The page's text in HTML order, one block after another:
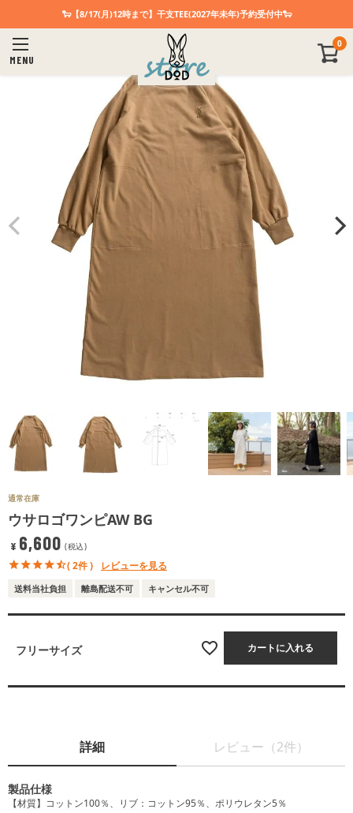
🐑【8/17(月)12時まで】干支TEE(2027年未年)予約受付中🐑
MENU
0
通常在庫
ウサロゴワンピAW BG
¥ 6,600 税込
( 2件 ) レビューを見る
送料当社負担 離島配送不可 キャンセル不可
フリーサイズ カートに入れる
詳細 レビュー（2件）
製品仕様
【材質】コットン100％、リブ：コットン95％、ポリウレタン5％